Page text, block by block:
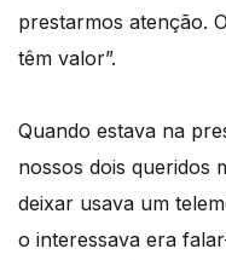
prestarmos atenção.
têm valor”.
Quando estava na
nossos dois queridos
deixar usava um
o interessava era